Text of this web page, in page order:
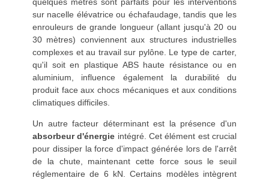
sur nacelle élévatrice ou échafaudage, tandis que les
enrouleurs de grande longueur (allant jusqu'à 20 ou
30 mètres) conviennent aux structures industrielles
complexes et au travail sur pylône. Le type de carter,
qu'il soit en plastique ABS haute résistance ou en
aluminium, influence également la durabilité du
produit face aux chocs mécaniques et aux conditions
climatiques difficiles.
Un autre facteur déterminant est la présence d'un
absorbeur d'énergie intégré. Cet élément est crucial
pour dissiper la force d'impact générée lors de l'arrêt
de la chute, maintenant cette force sous le seuil
réglementaire de 6 kN. Certains modèles intègrent